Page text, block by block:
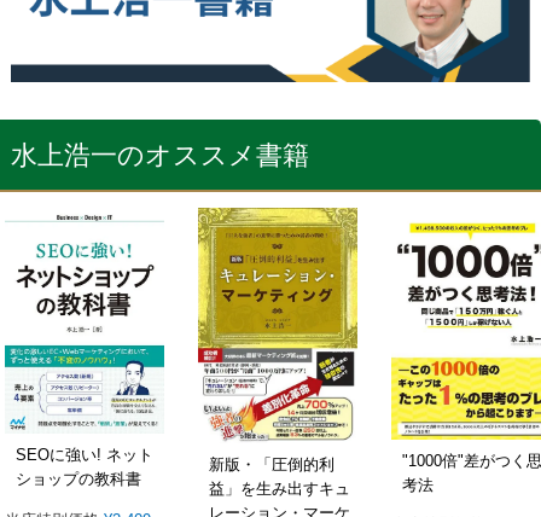
水上浩一のオススメ書籍
SEOに強い! ネット
ショップの教科書
新版・「圧倒的利
益」を生み出すキュ
レーション・マーケ
"1000倍"差がつく思
考法